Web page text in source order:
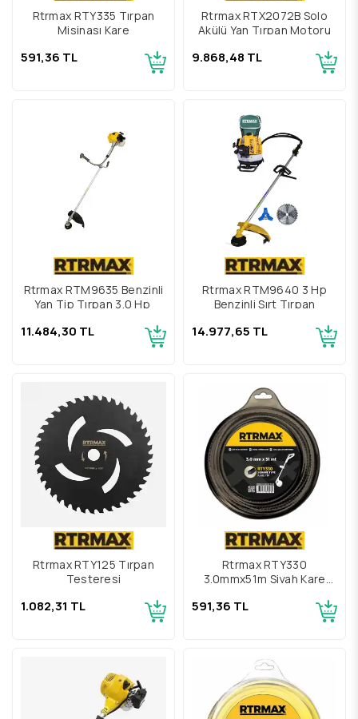
Rtrmax RTY335 Tırpan
Misinası Kare
591,36 TL
Rtrmax RTX2072B Solo
Akülü Yan Tırpan Motoru
9.868,48 TL
Rtrmax RTM9635 Benzinli
Yan Tip Tırpan 3.0 Hp
11.484,30 TL
Rtrmax RTM9640 3 Hp
Benzinli Sırt Tırpan
14.977,65 TL
Rtrmax RTY125 Tırpan
Testeresi
1.082,31 TL
Rtrmax RTY330
3.0mmx51m Siyah Kare
591,36 TL